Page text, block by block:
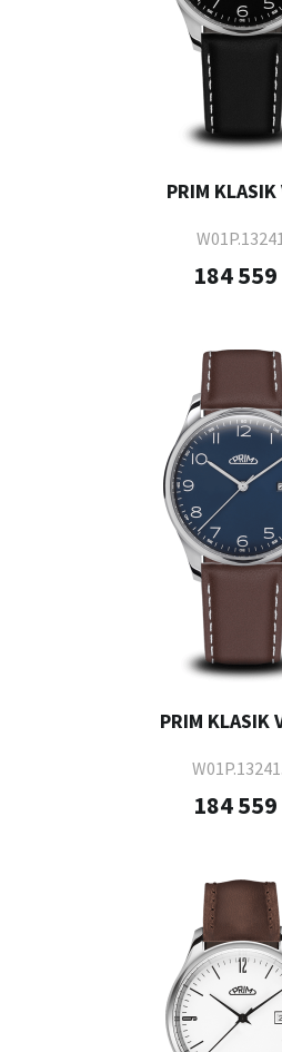
PRIM
184
PRIM KLASIK
184